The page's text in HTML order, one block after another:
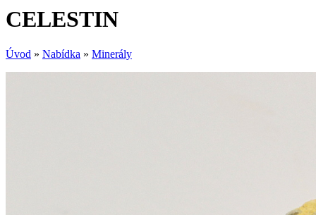
CELESTIN
Úvod » Nabídka » Minerály